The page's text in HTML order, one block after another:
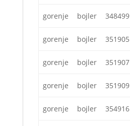
gorenje bojler 348499
gorenje bojler 351905
gorenje bojler 351907
gorenje bojler 351909
gorenje bojler 354916